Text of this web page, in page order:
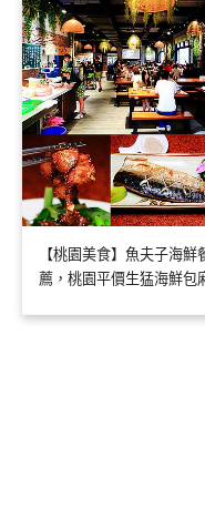
【桃園美食】魚夫子海
薦，桃園平價生猛海鮮包